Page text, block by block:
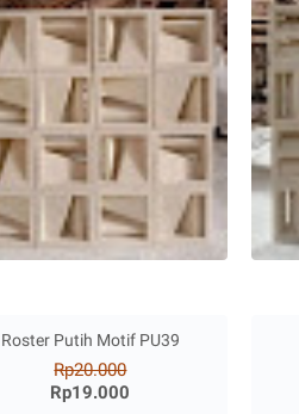
Roster Putih Motif PU39
Rp20.000
Rp19.000